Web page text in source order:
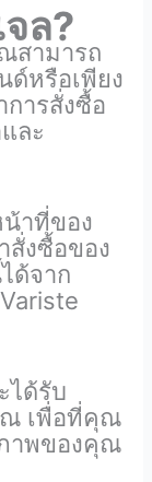
ล?
สามารถ
ด์หรือเพียง
ารสั่งซื้อ
ละ
าที่ของ
งซื้อของ
ด้จาก
ได้รับ
เพื่อที่คุณ
าพของคุณ